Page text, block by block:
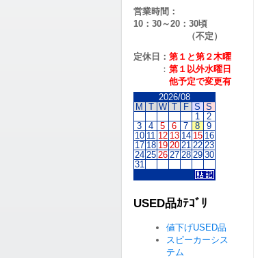
営業時間：
10：30～20：30頃
（不定）
定休日： 第１と第２木曜
： 第１以外水曜日
他予定で変更有
2026/08
M
T W T F S S
1
2
3
4 5 6 7 8
9
10 11 12 13 14 15 16
17 18 19 20 21 22 23
24 25 26 27 28 29 30
31
USED品ｶﾃｺﾞﾘ
値下げUSED品
スピーカーシス
テム